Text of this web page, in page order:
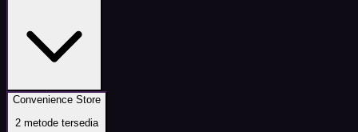
Convenience Store
2 metode tersedia